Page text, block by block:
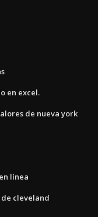
en excel.
de nueva york
línea
cleveland